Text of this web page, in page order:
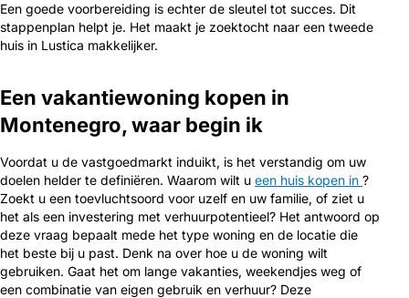
Een goede voorbereiding is echter de sleutel tot succes. Dit
stappenplan helpt je. Het maakt je zoektocht naar een tweede
huis in Lustica makkelijker.
Een vakantiewoning kopen in
Montenegro, waar begin ik
Voordat u de vastgoedmarkt induikt, is het verstandig om uw
doelen helder te definiëren. Waarom wilt u een huis kopen in ?
Zoekt u een toevluchtsoord voor uzelf en uw familie, of ziet u
het als een investering met verhuurpotentieel? Het antwoord op
deze vraag bepaalt mede het type woning en de locatie die
het beste bij u past. Denk na over hoe u de woning wilt
gebruiken. Gaat het om lange vakanties, weekendjes weg of
een combinatie van eigen gebruik en verhuur? Deze